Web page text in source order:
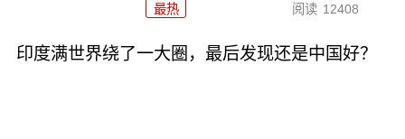
最热 阅读 12408
印度满世界绕了一大圈，最后发现还是中国好？